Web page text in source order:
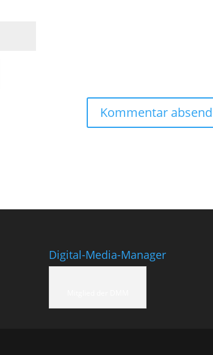
Digital-Media-Manager